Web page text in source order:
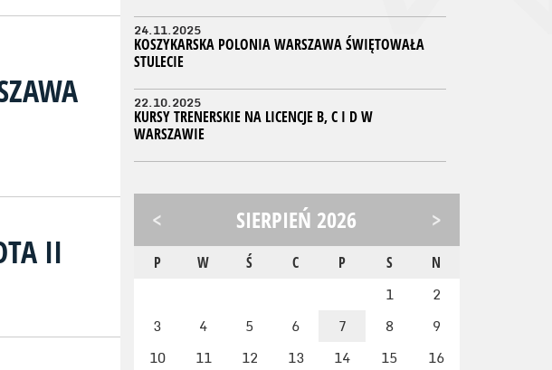
II
24.11.2025
KOSZYKARSKA POLONIA WARSZAWA ŚWIĘTOWAŁA
STULECIE
22.10.2025
KURSY TRENERSKIE NA LICENCJE B, C I D W
WARSZAWIE
< SIERPIEŃ 2026 >
P W Ś C P S N
1
2
3
4 5 6 7 8
9
10
11 12 13 14 15
16